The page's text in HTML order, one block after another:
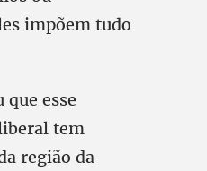
impõem tudo
esse
tem
região da